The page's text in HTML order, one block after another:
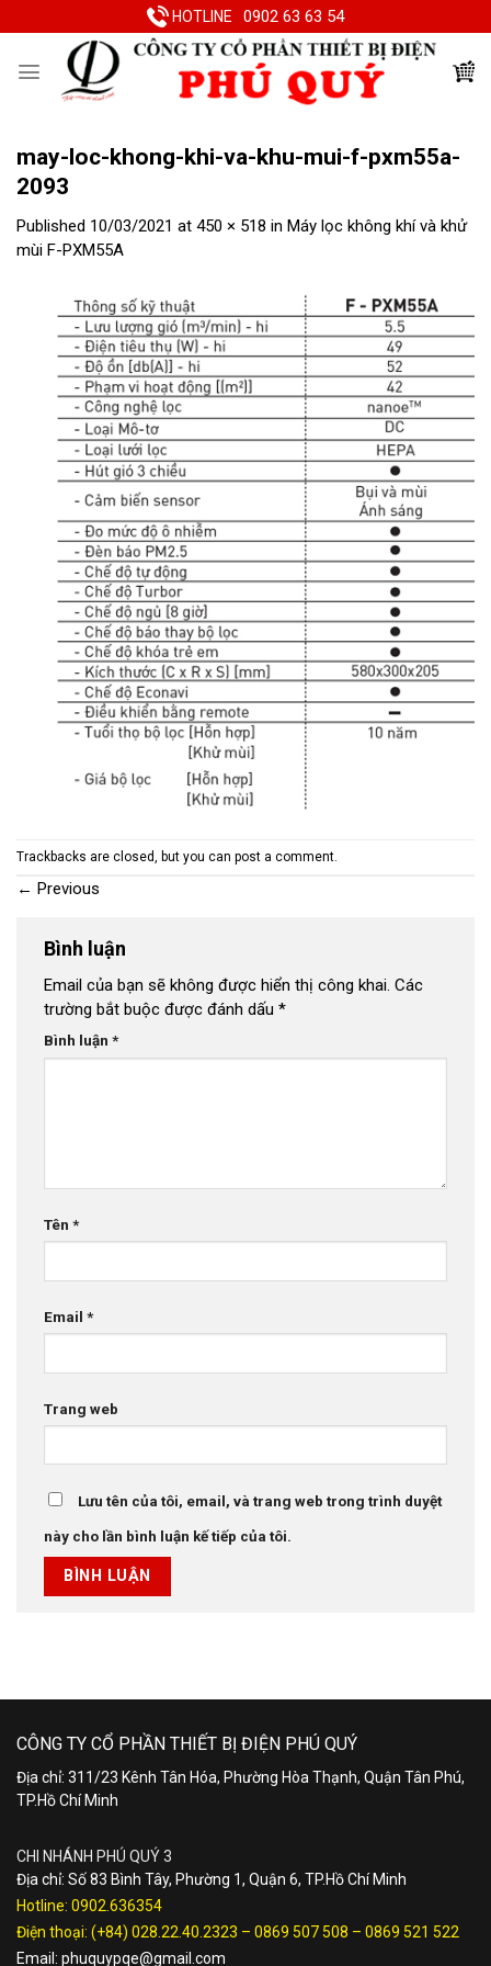
to
HOTLINE 0902 63 63 54
may-loc-khong-khi-va-khu-mui-f-pxm55a-
2093
Published 10/03/2021 at 450 × 518 in Máy lọc không khí và khử
mùi F-PXM55A
Trackbacks are closed, but you can post a comment
← Previous
Bình luận
Email của bạn sẽ không được hiển thị công khai. Các
trường bắt buộc được đánh dấu *
Bình luận *
Tên *
Email *
Trang web
Lưu tên của tôi, email, và trang web trong trình duyệt
này cho lần bình luận kế tiếp của tôi.
CÔNG TY CỔ PHẦN THIẾT BỊ ĐIỆN PHÚ QUÝ
Địa chỉ: 311/23 Kênh Tân Hóa, Phường Hòa Thạnh, Quận Tân Phú,
TP.Hồ Chí Minh
CHI NHÁNH PHÚ QUÝ 3
Địa chỉ: Số 83 Bình Tây, Phường 1, Quận 6, TP.Hồ Chí Minh
Hotline: 0902.636354
Điện thoại: (+84) 028.22.40.2323 – 0869 507 508 – 0869 521 522
Email: phuquypqe@gmail.com